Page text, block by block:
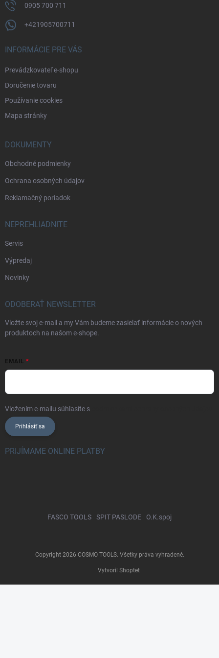
0905 700 711
+421905700711
INFORMÁCIE PRE VÁS
Prevádzkovateľ e-shopu
Doručenie tovaru
Používanie cookies
Mapa stránky
DOKUMENTY
Obchodné podmienky
Ochrana osobných údajov
Reklamačný poriadok
NEPREHLIADNITE
Servis
Výpredaj
Novinky
ODOBERAŤ NEWSLETTER
Vložte svoj e-mail a my Vám budeme zasielať informácie o nových
produktoch na našom e-shope.
EMAIL
Vložením e-mailu súhlasíte s
Prihlásiť sa
PRIJÍMAME ONLINE PLATBY
FASCO TOOLS SPIT PASLODE O.K.spoj
Vytvoril Shoptet
Copyright 2026 COSMO TOOLS. Všetky práva vyhradené.